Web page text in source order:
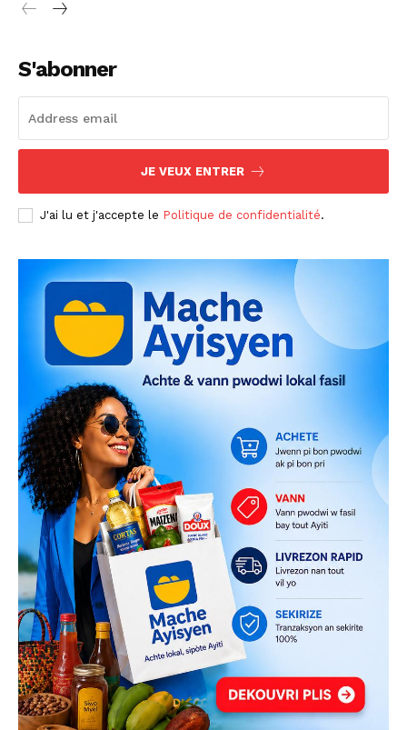
S'abonner
JE VEUX ENTRER
J'ai lu et j'accepte le Politique de confidentialité.